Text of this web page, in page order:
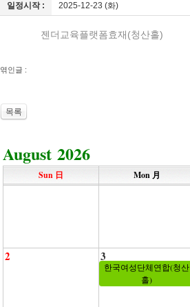
일정시작 : 2025-12-23 (화)
젠더교육플랫폼효재(청산홀)
엮인글 :
목록
August 2026
Sun 日 Mon 月
2 3
한국여성단체연합(청산
홀)